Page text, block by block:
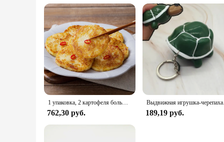
1 упаковка, 2 картофеля большой емкости, 1 900 г, легко наслаждаться
762,30 руб.
Выдвижная
189,19 руб.